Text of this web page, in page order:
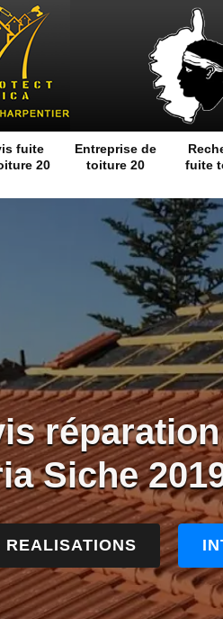
fuite
20
Entreprise de
toiture 20
fuite
Siche
REALISATIONS